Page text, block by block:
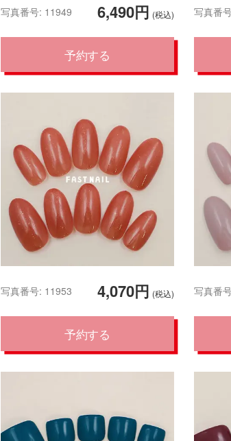
6,490円 (税込)
写真番号: 11949
予約する
写真番
4,070円 (税込)
写真番号: 11953
予約する
写真番